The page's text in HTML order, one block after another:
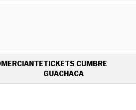
TICKETS CUMBRE
GUACHACAOPENS IN